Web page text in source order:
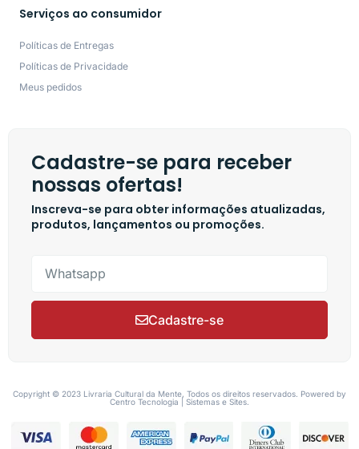
Serviços ao consumidor
Políticas de Entregas
Políticas de Privacidade
Meus pedidos
Cadastre-se para receber
nossas ofertas!
Inscreva-se para obter informações atualizadas,
produtos, lançamentos ou promoções.
Cadastre-se
Copyright © 2023 Livraria Cultural da Mente, Todos os direitos reservados. Powered by
Centro Tecnologia | Sistemas e Sites.